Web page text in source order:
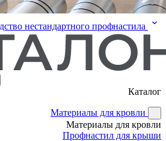
нестандартного профнастила
Каталог
Материалы для кровли
Материалы для кровли
Профнастил для крыши